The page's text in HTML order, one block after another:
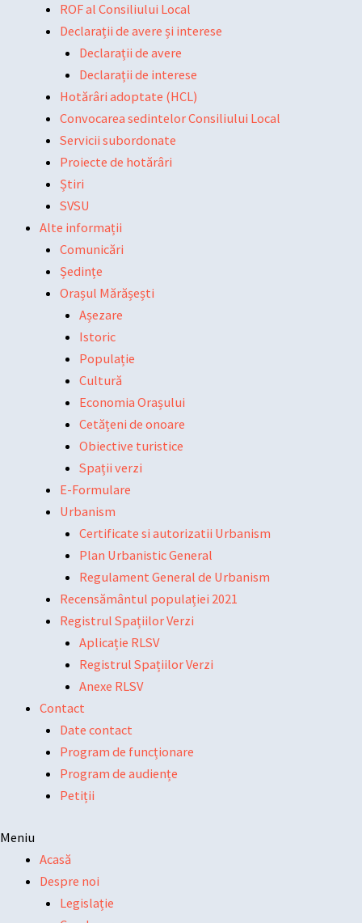
ROF al Consiliului Local
Declarații de avere și interese
Declarații de avere
Declarații de interese
Hotărâri adoptate (HCL)
Convocarea sedintelor Consiliului Local
Servicii subordonate
Proiecte de hotărâri
Știri
SVSU
Alte informații
Comunicări
Ședințe
Orașul Mărășești
Așezare
Istoric
Populație
Cultură
Economia Orașului
Cetățeni de onoare
Obiective turistice
Spații verzi
E-Formulare
Urbanism
Certificate si autorizatii Urbanism
Plan Urbanistic General
Regulament General de Urbanism
Recensământul populației 2021
Registrul Spațiilor Verzi
Aplicație RLSV
Registrul Spațiilor Verzi
Anexe RLSV
Contact
Date contact
Program de funcționare
Program de audiențe
Petiții
Meniu
Acasă
Despre noi
Legislație